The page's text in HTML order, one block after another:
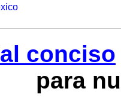
conciso
para